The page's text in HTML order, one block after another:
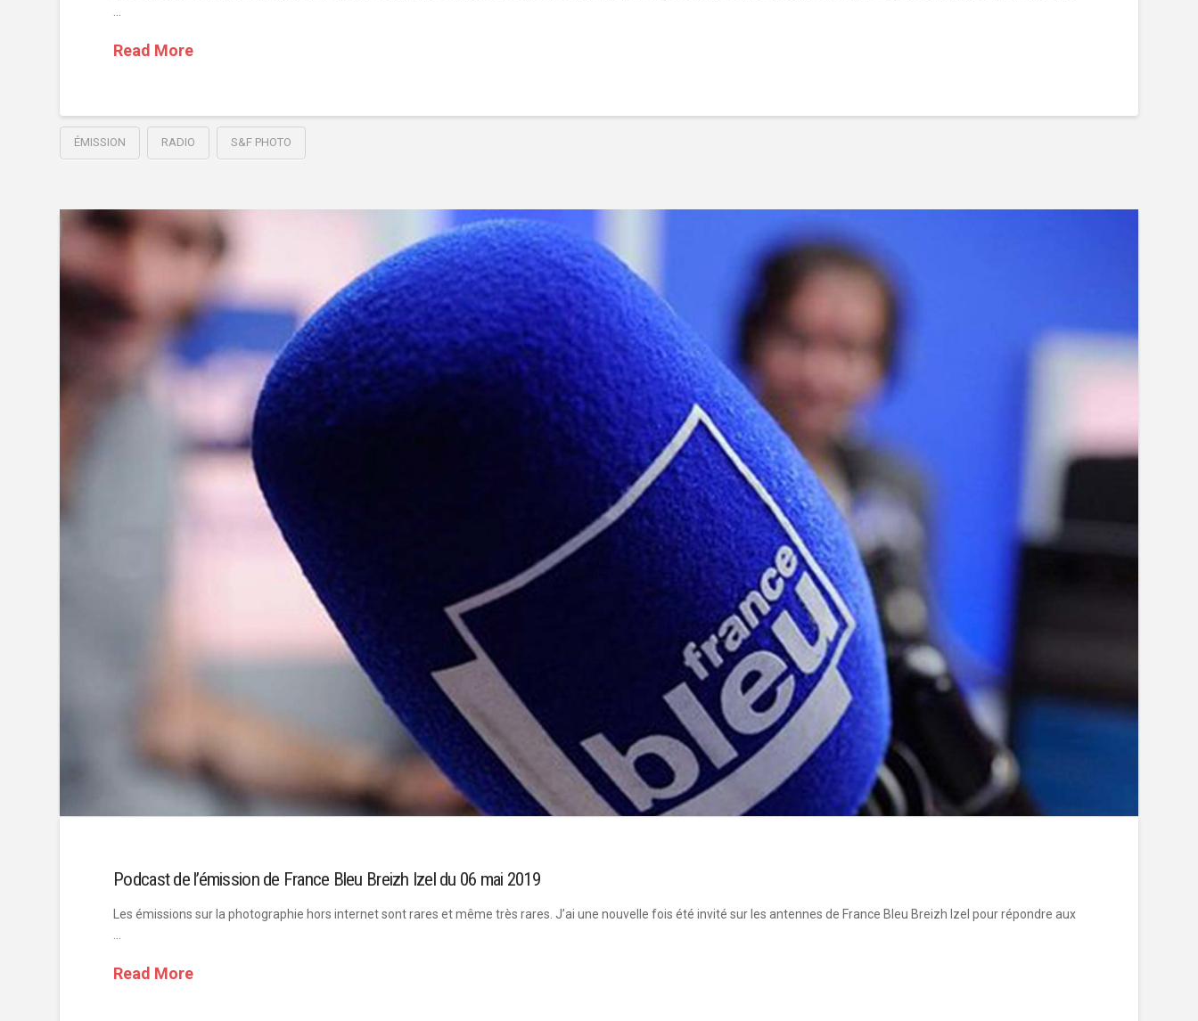
…
Read More
ÉMISSION RADIO S&F PHOTO
Podcast de l’émission de France Bleu Breizh Izel du 06 mai 2019
Les émissions sur la photographie hors internet sont rares et même très rares. J’ai une nouvelle fois été invité sur les antennes de France Bleu Breizh Izel pour répondre aux
…
Read More